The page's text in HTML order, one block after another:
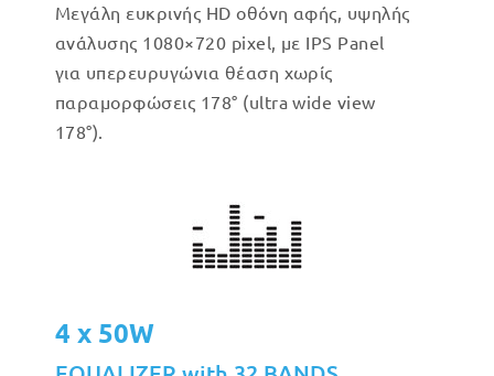
Μεγάλη ευκρινής HD οθόνη αφής, υψηλής
ανάλυσης 1080×720 pixel, με IPS Panel
για υπερευρυγώνια θέαση χωρίς
παραμορφώσεις 178° (ultra wide view
178°).
4 x 50W